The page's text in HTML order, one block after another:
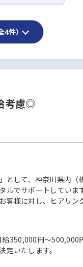
4件）
考慮◎
として、神奈川県内（
ルでサポートしていま
客様に対し、ヒアリン
350,000円～500,000
いたします。